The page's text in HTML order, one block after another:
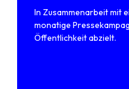
In Zusammenarbeit mit
monatige
Öffentlichkeit abzielt.